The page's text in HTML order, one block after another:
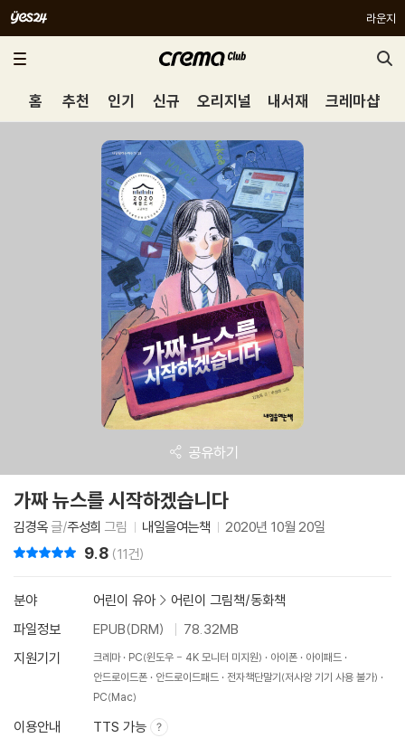
라운지
홈 추천 인기 신규 오리지널 내서재 크레마샵
공유하기
가짜 뉴스를 시작하겠습니다
김경옥글/주성희 그림 내일을여는책 2020년 10월 20일
9.8 (11건)
분야 어린이 유아> 어린이 그림책/동화책
파일정보
EPUB(DRM)
78.32MB
지원기기
크레마 PC(윈도우 - 4K 모니터 미지원) 아이폰
아이패드
안드로이드폰
안드로이드패드
전자책단말기(저사양 기기 사용 불가)
PC(Mac)
이용안내 TTS 가능